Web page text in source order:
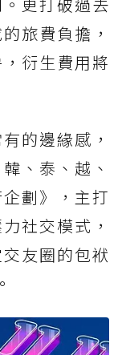
旅費負擔，
衍生費用將
的邊緣感，
、泰、越、
劃》，主打
社交模式，
友圈的包袱